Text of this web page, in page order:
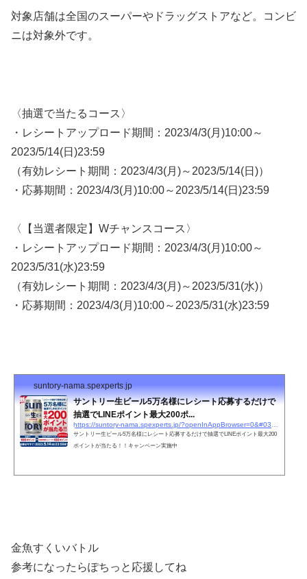
対象店舗は全国のスーパーやドラッグストアなど。コンビ
ニは対象外です。
〈抽選で当たるコース〉
・レシートアップロード期間：2023/4/3(月)10:00～
2023/5/14(日)23:59
（有効レシート期間：2023/4/3(月)～2023/5/14(日)）
・応募期間：2023/4/3(月)10:00～2023/5/14(日)23:59
〈【当選者限定】Wチャンスコース〉
・レシートアップロード期間：2023/4/3(月)10:00～
2023/5/31(水)23:59
（有効レシート期間：2023/4/3(月)～2023/5/31(水)）
・応募期間：2023/4/3(月)10:00～2023/5/31(水)23:59
suntory-nama.spexperts.jp
サントリー生ビール5万名様にレシート応募するだけで
抽選でLINEポイント最大200ポ...
サントリー生ビール5万名様にレシート応募するだけで抽選でLINEポイント最大200
ポイントが当たる！！キャンペーン実施中
金魚すくいバトル
参考になったらぽちっと応援してね